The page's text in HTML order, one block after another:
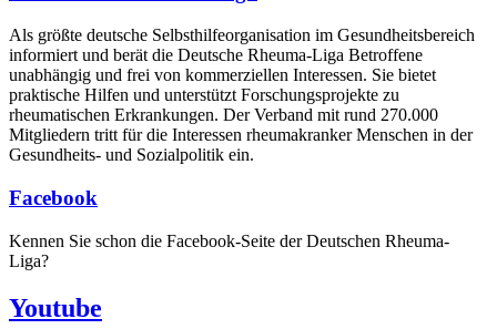
Als größte deutsche Selbsthilfe­organisation im Gesundheitsbereich
informiert und berät die Deutsche Rheuma-Liga Betroffene
unabhängig und frei von kommerziellen Interessen. Sie bietet
praktische Hilfen und unterstützt Forschungsprojekte zu
rheumatischen Erkrankungen. Der Verband mit rund 270.000
Mitgliedern tritt für die Interessen rheumakranker Menschen in der
Gesundheits- und Sozialpolitik ein.
Facebook
Kennen Sie schon die Facebook-Seite der Deutschen Rheuma-
Liga?
Youtube